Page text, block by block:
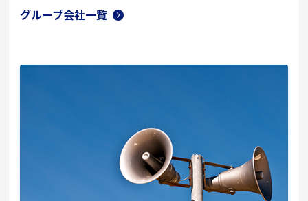
グループ会社一覧